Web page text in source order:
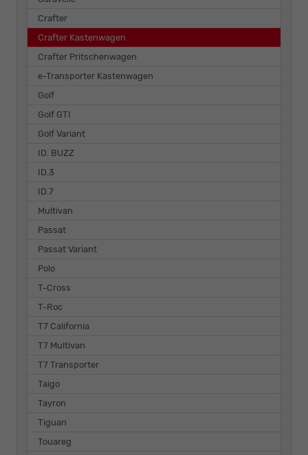
Crafter
Crafter Kastenwagen
Crafter Pritschenwagen
e-Transporter Kastenwagen
Golf
Golf GTI
Golf Variant
ID. BUZZ
ID.3
ID.7
Multivan
Passat
Passat Variant
Polo
T-Cross
T-Roc
T7 California
T7 Multivan
T7 Transporter
Taigo
Tayron
Tiguan
Touareg